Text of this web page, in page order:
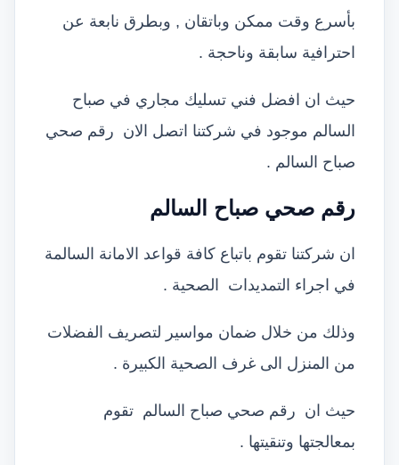
بأسرع وقت ممكن وباتقان , وبطرق نابعة عن
احترافية سابقة وناحجة .
حيث ان افضل فني تسليك مجاري في صباح
السالم موجود في شركتنا اتصل الان رقم صحي
صباح السالم .
رقم صحي صباح السالم
ان شركتنا تقوم باتباع كافة قواعد الامانة السالمة
في اجراء التمديدات الصحية .
وذلك من خلال ضمان مواسير لتصريف الفضلات
من المنزل الى غرف الصحية الكبيرة .
حيث ان رقم صحي صباح السالم تقوم
بمعالجتها وتنقيتها .